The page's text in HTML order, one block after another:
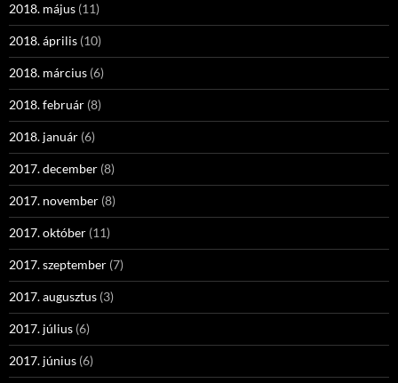
2018. május (11)
2018. április (10)
2018. március (6)
2018. február (8)
2018. január (6)
2017. december (8)
2017. november (8)
2017. október (11)
2017. szeptember (7)
2017. augusztus (3)
2017. július (6)
2017. június (6)